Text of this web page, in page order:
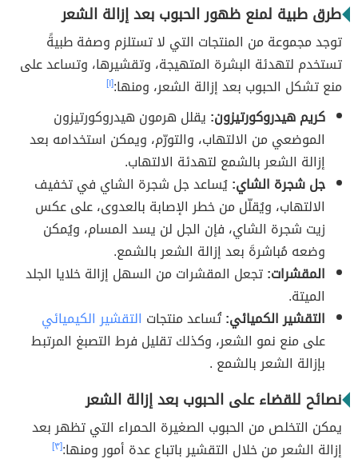
طرق طبية لمنع ظهور الحبوب بعد إزالة الشعر
توجد مجموعة من المنتجات التي لا تستلزم وصفة طبيةً
تستخدم لتهدئة البشرة المتهيجة، وتقشيرها، وتساعد على
منع تشكل الحبوب بعد إزالة الشعر، ومنها:[١]
كريم هيدروكورتيزون: يقلل هرمون هيدروكورتيزون
الموضعي من الالتهاب، والتورّم، ويمكن استخدامه بعد
إزالة الشعر بالشمع لتهدئة الالتهاب.
جل شجرة الشاي:يُساعد جل شجرة الشاي في تخفيف
الالتهاب، ويُقلّل من خطر الإصابة بالعدوى، على عكس
زيت شجرة الشاي، فإن الجل لن يسد المسام، ويُمكن
وضعه مُباشرةَ بعد إزالة الشعر بالشمع.
المقشرات:تجعل المقشرات من السهل إزالة خلايا الجلد
الميتة.
التقشير الكميائي:تُساعد منتجات التقشير الكيميائي
على منع نمو الشعر، وكذلك تقليل فرط التصبغ المرتبط
بإزالة الشعر بالشمع .
نصائح للقضاء على الحبوب بعد إزالة الشعر
يمكن التخلص من الحبوب الصغيرة الحمراء التي تظهر بعد
إزالة الشعر من خلال التقشير باتباع عدة أمور ومنها:[٣]